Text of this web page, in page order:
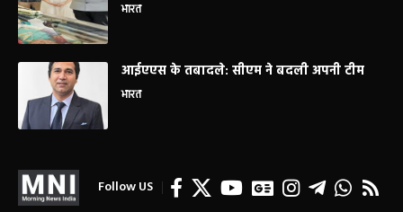
भारत
आईएएस के तबादले: सीएम ने बदली अपनी टीम
भारत
Follow US